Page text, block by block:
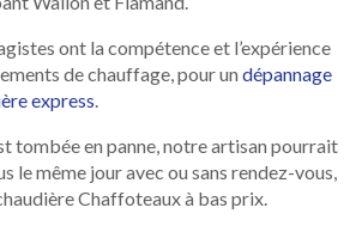
ont la compétence et l’expérience
de chauffage, pour un dépannage
express.
tombée en panne, notre artisan pourrait
le même jour avec ou sans rendez-vous,
Chaffoteaux à bas prix.